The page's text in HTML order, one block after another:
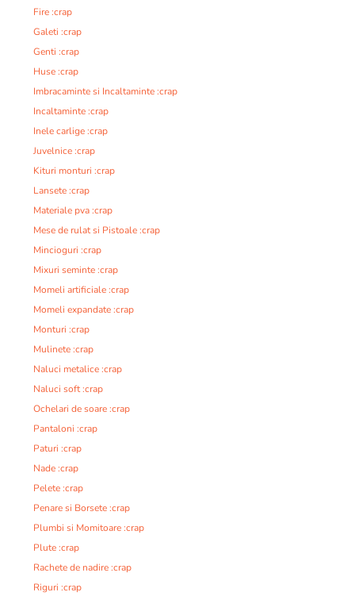
Fire :crap
Galeti :crap
Genti :crap
Huse :crap
Imbracaminte si Incaltaminte :crap
Incaltaminte :crap
Inele carlige :crap
Juvelnice :crap
Kituri monturi :crap
Lansete :crap
Materiale pva :crap
Mese de rulat si Pistoale :crap
Mincioguri :crap
Mixuri seminte :crap
Momeli artificiale :crap
Momeli expandate :crap
Monturi :crap
Mulinete :crap
Naluci metalice :crap
Naluci soft :crap
Ochelari de soare :crap
Pantaloni :crap
Paturi :crap
Nade :crap
Pelete :crap
Penare si Borsete :crap
Plumbi si Momitoare :crap
Plute :crap
Rachete de nadire :crap
Riguri :crap